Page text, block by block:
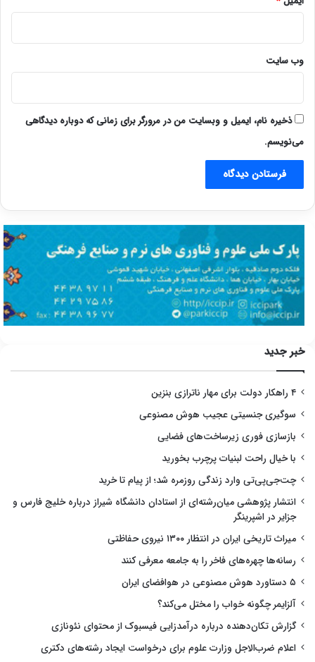
وب‌ سایت
ذخیره نام، ایمیل و وبسایت من در مرورگر برای زمانی که دوباره دیدگاهی
می‌نویسم.
خبر جدید
۴ راهکار دولت برای مهار ناترازی بنزین
سوگیری جنسیتی عجیب هوش مصنوعی
بازسازی فوری زیرساخت‌های فضایی
با خیال راحت لبنیات پرچرب بخورید
چت‌جی‌پی‌تی وارد زندگی روزمره شد؛ از پیام تا خرید
انتشار پژوهشی میان‌رشته‌ای از استادان دانشگاه شیراز درباره خلیج فارس و
جزایر در اشپرینگر
میراث تاریخی ایران در انتظار ۱۳۰۰ نیروی حفاظتی
رسانه‌ها چهره‌های فاخر را به جامعه معرفی کنند
۵ دستاورد هوش مصنوعی در هوافضای ایران
آلزایمر چگونه خواب را مختل می‌کند؟
گزارش تکان‌دهنده درباره درآمدزایی فیسبوک از محتوای نئونازی
اعلام ضرب‌الاجل وزارت علوم برای درخواست ایجاد رشته‌های دکتری